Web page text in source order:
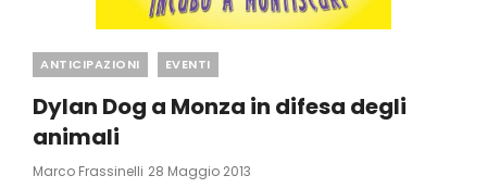
Categories
ANTICIPAZIONI EVENTI
Dylan Dog a Monza in difesa degli
animali
Marco Frassinelli Posted
28 Maggio 2013